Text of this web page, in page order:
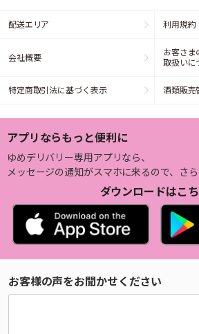
配送エリア 利用規約
会社概要
お客さま
取扱いに
特定商取引法に基づく表示 酒類販売
アプリならもっと便利に
ゆめデリバリー専用アプリなら、
メッセージの通知がスマホに来るので、さら
ダウンロードはこ
お客様の声をお聞かせください